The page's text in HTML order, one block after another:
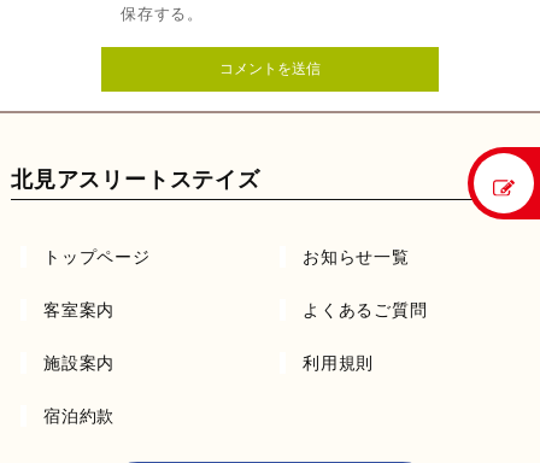
保存する。
北見アスリートステイズ
トップページ お知らせ一覧
客室案内 よくあるご質問
施設案内 利用規則
宿泊約款